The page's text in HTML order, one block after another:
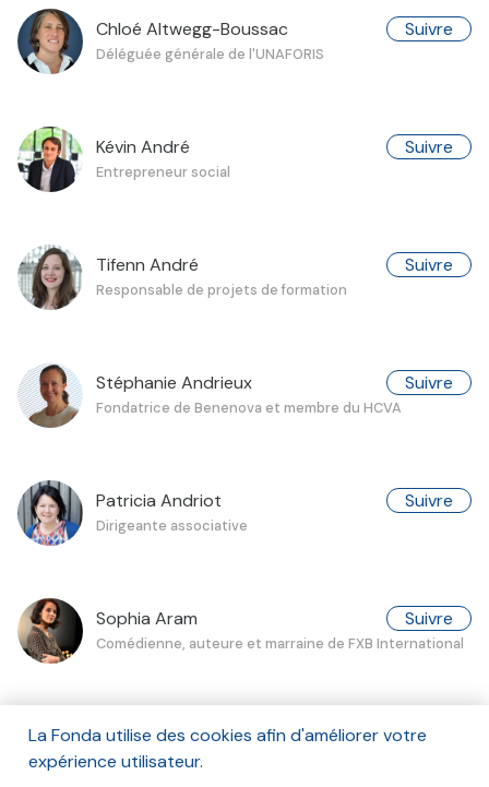
Chloé Altwegg-Boussac Suivre
Déléguée générale de l'UNAFORIS
Kévin André Suivre
Entrepreneur social
Tifenn André Suivre
Responsable de projets de formation
Stéphanie Andrieux Suivre
Fondatrice de Benenova et membre du HCVA
Patricia Andriot Suivre
Dirigeante associative
Sophia Aram Suivre
Comédienne, auteure et marraine de FXB International
Edith Archambault Suivre
Professeur émérite
La Fonda utilise des cookies afin d'améliorer votre
expérience utilisateur.